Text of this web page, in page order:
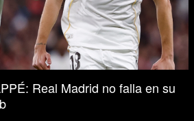
Real Madrid no falla en su